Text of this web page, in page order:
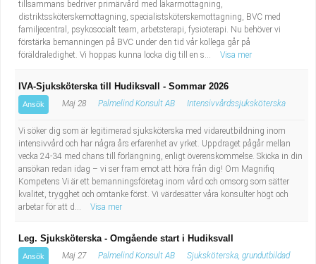
tillsammans bedriver primärvård med läkarmottagning,
distriktssköterskemottagning, specialistsköterskemottagning, BVC med
familjecentral, psykosocialt team, arbetsterapi, fysioterapi. Nu behöver vi
förstärka bemanningen på BVC under den tid vår kollega går på
föräldraledighet. Vi hoppas kunna locka dig till en s...
Visa mer
IVA-Sjuksköterska till Hudiksvall - Sommar 2026
Ansök Maj 28 Palmelind Konsult AB Intensivvårdssjuksköterska
Vi söker dig som är legitimerad sjuksköterska med vidareutbildning inom
intensivvård och har några års erfarenhet av yrket. Uppdraget pågår mellan
vecka 24-34 med chans till förlängning, enligt överenskommelse. Skicka in din
ansökan redan idag – vi ser fram emot att höra från dig! Om Magnifiq
Kompetens Vi är ett bemanningsföretag inom vård och omsorg som sätter
kvalitet, trygghet och omtanke först. Vi värdesätter våra konsulter högt och
arbetar för att d...
Visa mer
Leg. Sjuksköterska - Omgående start i Hudiksvall
Ansök Maj 27 Palmelind Konsult AB Sjuksköterska, grundutbildad